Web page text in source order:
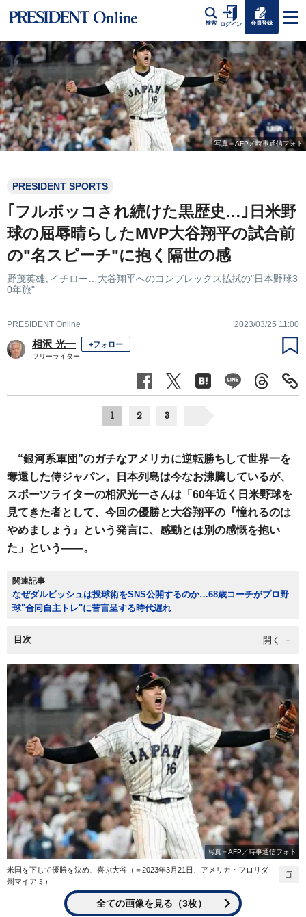
検索 ログイン 会員登録
写真＝AFP／時事通信フォト
PRESIDENT SPORTS
｢フルボッコされ続けた黒歴史…｣日米野
球の屈辱晴らしたMVP大谷翔平の試合前
の"名スピーチ"に抱く隔世の感
野茂英雄､イチロー…大谷翔平へのコンプレックス払拭の"日本野球3
0年旅"
PRESIDENT Online 2023/03/25 11:00
相沢 光一 +フォロー
フリーライター
1 2 3
“銀河系軍団”のガチなアメリカに逆転勝ちして世界一を
奪還した侍ジャパン。日本列島は今なお沸騰しているが、
スポーツライターの相沢光一さんは「60年近く日米野球を
見てきた者として、今回の優勝と大谷翔平の『憧れるのは
やめましょう』という発言に、感動とは別の感慨を抱い
た」という――。
関連記事
なぜダルビッシュは投球術をSNS公開するのか…68歳コーチがプロ野
球"合同自主トレ"に苦言呈する時代遅れ
目次
写真＝AFP／時事通信フォト
米国を下して優勝を決め、喜ぶ大谷（＝2023年3月21日、アメリカ・フロリダ
州マイアミ）
全ての画像を見る（3枚）